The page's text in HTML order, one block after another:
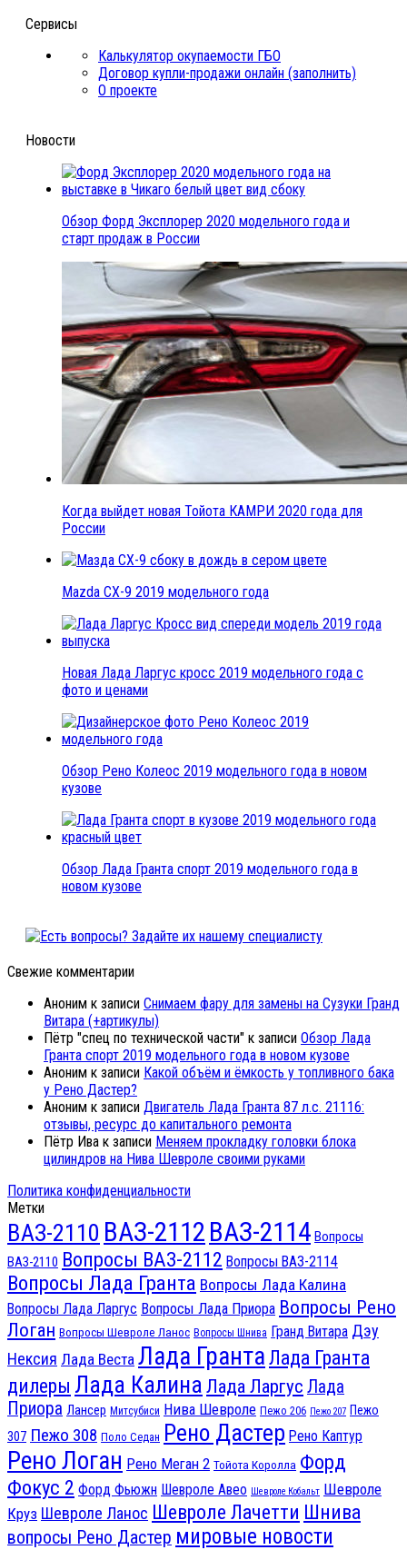
Сервисы
Калькулятор окупаемости ГБО
Договор купли-продажи онлайн (заполнить)
О проекте
Новости
Обзор Форд Эксплорер 2020 модельного года и
старт продаж в России
Когда выйдет новая Тойота КАМРИ 2020 года для
России
Mazda CX-9 2019 модельного года
Новая Лада Ларгус кросс 2019 модельного года с
фото и ценами
Обзор Рено Колеос 2019 модельного года в новом
кузове
Обзор Лада Гранта спорт 2019 модельного года в
новом кузове
Свежие комментарии
Аноним к записи Снимаем фару для замены на Сузуки Гранд
Витара (+артикулы)
Пётр "спец по технической части" к записи Обзор Лада
Гранта спорт 2019 модельного года в новом кузове
Аноним к записи Какой объём и ёмкость у топливного бака
у Рено Дастер?
Аноним к записи Двигатель Лада Гранта 87 л.с. 21116:
отзывы, ресурс до капитального ремонта
Пётр Ива к записи Меняем прокладку головки блока
цилиндров на Нива Шевроле своими руками
Политика конфиденциальности
Метки
ВАЗ-2110 ВАЗ-2112 ВАЗ-2114 Вопросы
ВАЗ-2110 Вопросы ВАЗ-2112 Вопросы ВАЗ-2114
Вопросы Лада Гранта Вопросы Лада Калина
Вопросы Лада Ларгус Вопросы Лада Приора Вопросы Рено
Логан Вопросы Шевроле Ланос Вопросы Шнива Гранд Витара Дэу
Нексия Лада Веста Лада Гранта Лада Гранта
дилеры Лада Калина Лада Ларгус Лада
Приора Лансер Митсубиси Нива Шевроле Пежо 206 Пежо 207 Пежо
307 Пежо 308 Поло Седан Рено Дастер Рено Каптур
Рено Логан Рено Меган 2 Тойота Королла Форд
Фокус 2 Форд Фьюжн Шевроле Авео Шевроле Кобальт Шевроле
Круз Шевроле Ланос Шевроле Лачетти Шнива
вопросы Рено Дастер мировые новости